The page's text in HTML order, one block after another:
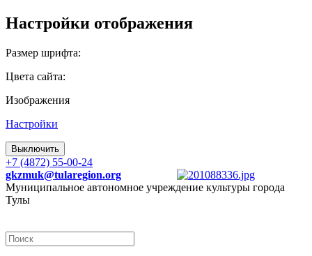
Настройки отображения
Размер шрифта:
Цвета сайта:
Изображения
Настройки
Выключить
+7 (4872) 55-00-24
gkzmuk@tularegion.org
Муниципальное автономное учреждение культуры города
Тулы